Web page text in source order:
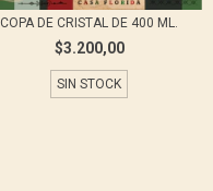
COPA DE CRISTAL DE 400 ML.
$3.200,00
SIN STOCK